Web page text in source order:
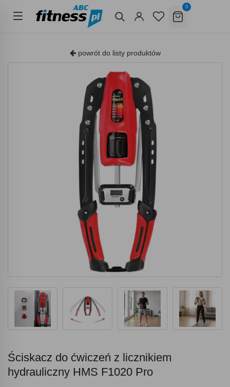
0
powrót do listy produktów
Ściskacz do ćwiczeń z licznikiem
hydrauliczny HMS F1020 Pro